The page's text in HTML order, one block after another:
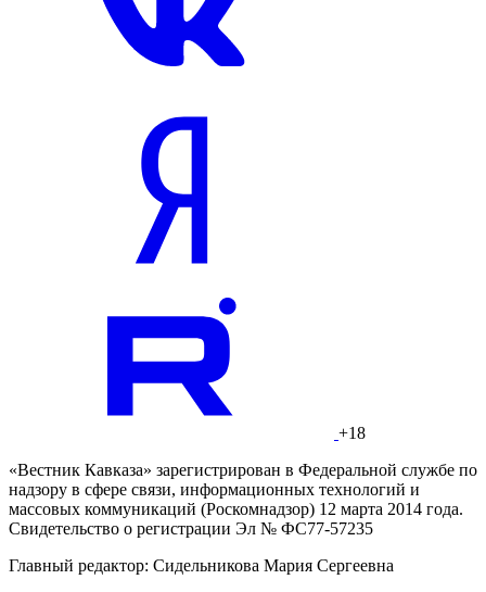
+18
«Вестник Кавказа» зарегистрирован в Федеральной службе по
надзору в сфере связи, информационных технологий и
массовых коммуникаций (Роскомнадзор) 12 марта 2014 года.
Свидетельство о регистрации Эл № ФС77-57235
Главный редактор: Сидельникова Мария Сергеевна